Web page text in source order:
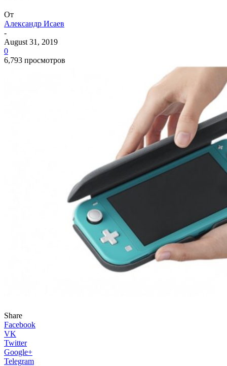
От
Александр Исаев
-
August 31, 2019
0
6,793 просмотров
Share
Facebook
VK
Twitter
Google+
Telegram